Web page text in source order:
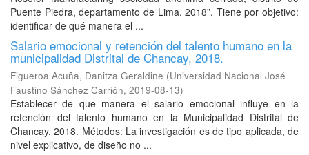
Puente Piedra, departamento de Lima, 2018”. Tiene por objetivo:
identificar de qué manera el ...
Salario emocional y retención del talento humano en la
municipalidad Distrital de Chancay, 2018.
Figueroa Acuña, Danitza Geraldine (Universidad Nacional José
Faustino Sánchez Carrión, 2019-08-13)
Establecer de que manera el salario emocional influye en la
retención del talento humano en la Municipalidad Distrital de
Chancay, 2018. Métodos: La investigación es de tipo aplicada, de
nivel explicativo, de diseño no ...